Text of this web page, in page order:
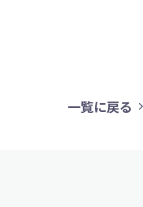
一覧に戻る